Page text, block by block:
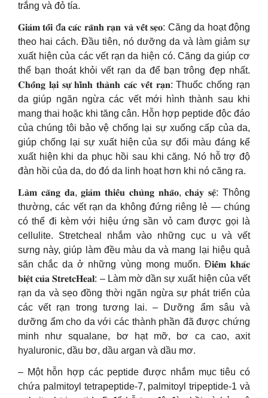
trắng và đỏ tía.
𝐆𝐢𝐚̉𝐦 𝐭𝐨̂́𝐢 đ𝐚 𝐜𝐚́𝐜 𝐫𝐚̃𝐧𝐡 𝐫𝐚̣𝐧 𝐯𝐚̀ 𝐯𝐞̂́𝐭 𝐬𝐞̣𝐨: Căng da hoạt động
theo hai cách. Đầu tiên, nó dưỡng da và làm giảm sự
xuất hiện của các vết rạn da hiện có. Căng da giúp cơ
thể bạn thoát khỏi vết rạn da để bạn trông đẹp nhất.
𝐂𝐡𝐨̂́𝐧𝐠 𝐥𝐚̣𝐢 𝐬𝐮̛̣ 𝐡𝐢̀𝐧𝐡 𝐭𝐡𝐚̀𝐧𝐡 𝐜𝐚́𝐜 𝐯𝐞̂́𝐭 𝐫𝐚̣𝐧: Thuốc chống rạn
da giúp ngăn ngừa các vết mới hình thành sau khi
mang thai hoặc khi tăng cân. Hỗn hợp peptide độc ​​đáo
của chúng tôi bảo vệ chống lại sự xuống cấp của da,
giúp chống lại sự xuất hiện của sự đổi màu đáng kể
xuất hiện khi da phục hồi sau khi căng. Nó hỗ trợ độ
đàn hồi của da, do đó da linh hoạt hơn khi nó căng ra.
𝐋𝐚̀𝐦 𝐜𝐚̆𝐧𝐠 𝐝𝐚, 𝐠𝐢𝐚̉𝐦 𝐭𝐡𝐢𝐞̂̉𝐮 𝐜𝐡𝐮̀𝐧𝐠 𝐧𝐡𝐚̃𝐨, 𝐜𝐡𝐚̉𝐲 𝐬𝐞̣̂: Thông
thường, các vết rạn da không đứng riêng lẻ — chúng
có thể đi kèm với hiệu ứng sần vỏ cam được gọi là
cellulite. Stretcheal nhắm vào những cục u và vết
sưng này, giúp làm đều màu da và mang lại hiệu quả
săn chắc da ở những vùng mong muốn. Đ𝐢𝐞̂̉𝐦 𝐤𝐡𝐚́𝐜
𝐛𝐢𝐞̣̂𝐭 𝐜𝐮̉𝐚 𝐒𝐭𝐫𝐞𝐭𝐜𝐇𝐞𝐚𝐥: – Làm mờ dần sự xuất hiện của vết
rạn da và sẹo đồng thời ngăn ngừa sự phát triển của
các vết rạn trong tương lai. – Dưỡng ẩm sâu và
dưỡng ẩm cho da với các thành phần đã được chứng
minh như squalane, bơ hạt mỡ, bơ ca cao, axit
hyaluronic, dầu bơ, dầu argan và dầu mơ.
– Một hỗn hợp các peptide được nhắm mục tiêu có
chứa palmitoyl tetrapeptide-7, palmitoyl tripeptide-1 và